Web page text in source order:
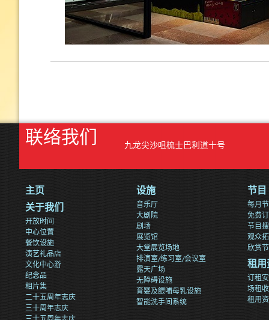
联络我们 九龙尖沙咀梳士巴利道十号
主页
关于我们
开放时间
中心位置
餐饮设施
演艺礼品店
文化中心游
纪念品
相片集
二十五周年志庆
三十周年志庆
设施
音乐厅
大剧院
剧场
展览馆
大堂展览场地
排演室/练习室/会议室
露天广场
无障碍设施
育婴及餵哺母乳设施
智能洗手间系统
节目
每月
免费
节目
观众
欣赏
租用
订租
场租
租用